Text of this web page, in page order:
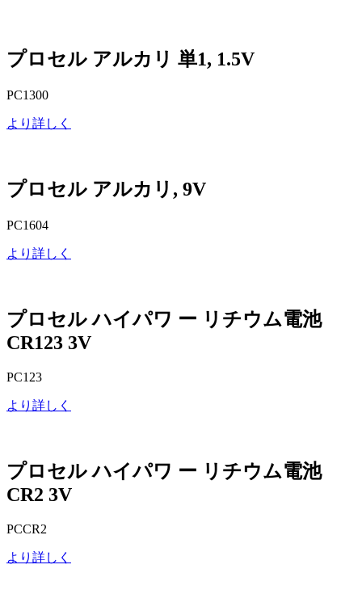
プロセル アルカリ 単1, 1.5V
PC1300
より詳しく
プロセル アルカリ, 9V
PC1604
より詳しく
プロセル ハイパワ ー リチウム電池
CR123 3V
PC123
より詳しく
プロセル ハイパワ ー リチウム電池
CR2 3V
PCCR2
より詳しく